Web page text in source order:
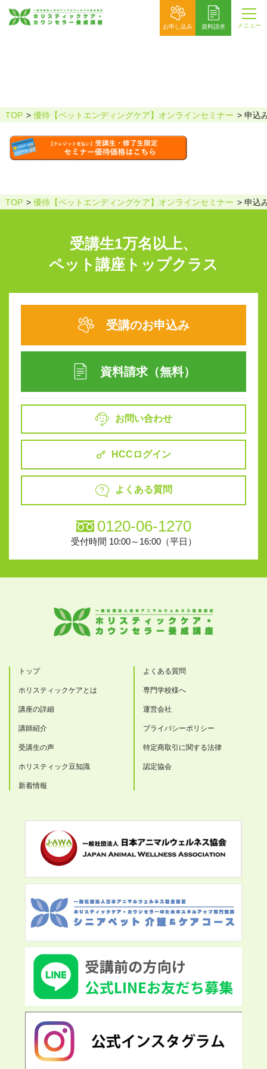
お申し込み 資料請求 メニュー
TOP 優待【ペットエンディングケア】オンラインセミナー 申込
TOP 優待【ペットエンディングケア】オンラインセミナー 申込
受講生1万名以上、
ペット講座トップクラス
受講のお申込み
資料請求（無料）
お問い合わせ
HCCログイン
よくある質問
0120-06-1270
受付時間 10:00～16:00（平日）
トップ
ホリスティックケアとは
講座の詳細
講師紹介
受講生の声
ホリスティック豆知識
新着情報
よくある質問
専門学校様へ
運営会社
プライバシーポリシー
特定商取引に関する法律
認定協会